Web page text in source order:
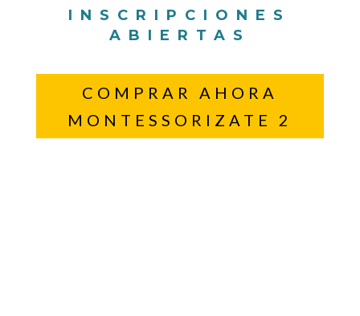
INSCRIPCIONES
ABIERTAS
COMPRAR AHORA
MONTESSORIZATE 2